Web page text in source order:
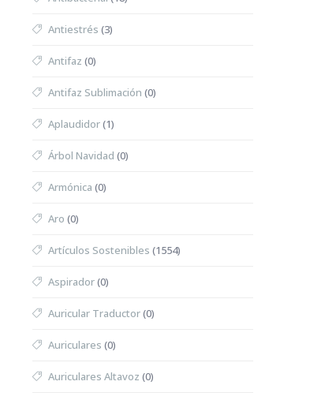
Antiestrés (3)
Antifaz (0)
Antifaz Sublimación (0)
Aplaudidor(1)
Árbol Navidad (0)
Armónica (0)
Aro (0)
Artículos Sostenibles (1554)
Aspirador(0)
Auricular Traductor(0)
Auriculares (0)
Auriculares Altavoz (0)